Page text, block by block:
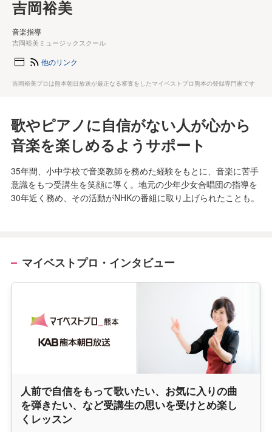
吉岡裕美
音楽指導
吉岡裕美ミュージックスクール
他のリンク
吉岡裕美プロは熊本朝日放送が厳正なる審査をしたマイベストプロ熊本の登録専門家です
歌やピアノに自信がない人が心から
音楽を楽しめるようサポート
35年間、小中学校で音楽教師を務めた経験をもとに、音楽に苦手
意識をもつ受講生を笑顔に導く。地元の少年少女合唱団の指導を
30年近く務め、その活動がNHKの番組に取り上げられたことも。
マイベストプロ・インタビュー
人前で自信をもって歌いたい、お気に入りの曲
を弾きたい、など受講生の思いを受けとめ楽し
くレッスン